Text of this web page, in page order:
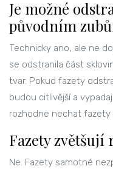
Je možné
původním
Technicky ano, ale ne
se odstranila část
tvar. Pokud fazety
budou citlivější a
rozhodne nechat fazety
Fazety zvětšují
Ne. Fazety samotné